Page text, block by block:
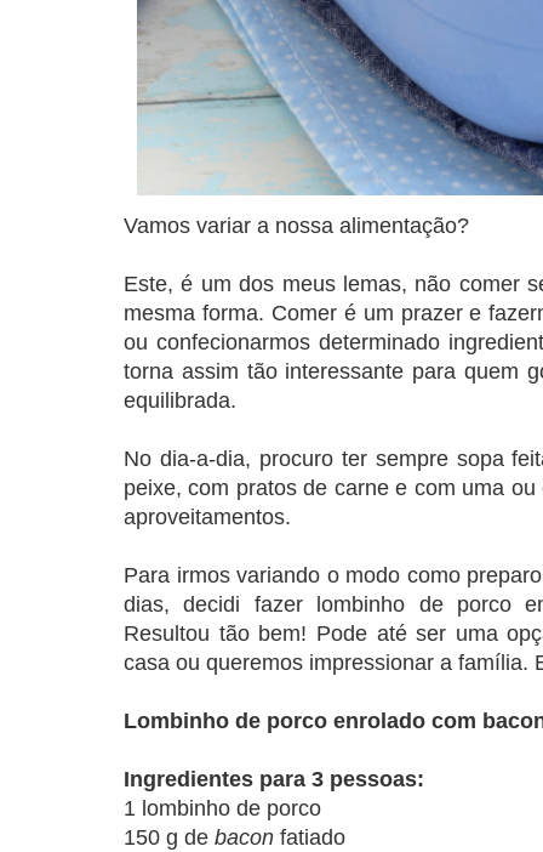
Vamos variar a nossa alimentação?
Este, é um dos meus lemas, não comer
mesma forma. Comer é um prazer e
ou confecionarmos determinado
torna assim tão interessante para quem
equilibrada.
No dia-a-dia, procuro ter sempre sopa
peixe, com pratos de carne e com uma
aproveitamentos.
Para irmos variando o modo como
dias, decidi fazer lombinho de porco
Resultou tão bem! Pode até ser uma
casa ou queremos impressionar a família.
Lombinho de porco enrolado com
Ingredientes para 3 pessoas:
1 lombinho de porco
150 g de bacon fatiado